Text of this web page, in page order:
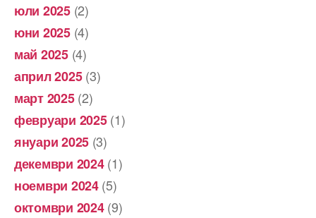
юли 2025(2)
юни 2025(4)
май 2025(4)
април 2025(3)
март 2025(2)
февруари 2025(1)
януари 2025 (3)
декември 2024(1)
ноември 2024(5)
октомври 2024(9)